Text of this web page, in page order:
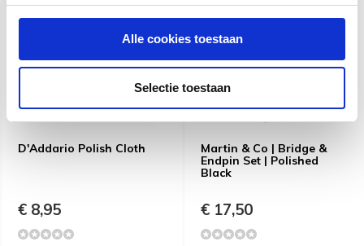
Alle cookies toestaan
Selectie toestaan
D'Addario Polish Cloth
€ 8,95
Martin & Co | Bridge &
Endpin Set | Polished
Black
€ 17,50